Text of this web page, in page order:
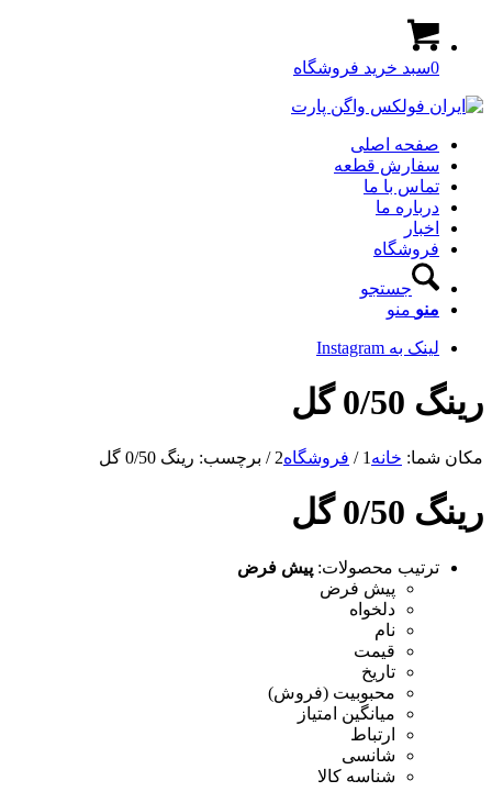
0سبد خرید فروشگاه
صفحه اصلی
سفارش قطعه
تماس با ما
درباره ما
اخبار
فروشگاه
جستجو
منو منو
لینک به Instagram
رینگ 0/50 گل
مکان شما: خانه 1
/ فروشگاه2
/ برچسب: رینگ 0/50 گل
رینگ 0/50 گل
ترتیب محصولات: پیش فرض
پیش فرض
دلخواه
نام
قیمت
تاریخ
محبوبیت (فروش)
میانگین امتیاز
ارتباط
شانسی
شناسه کالا